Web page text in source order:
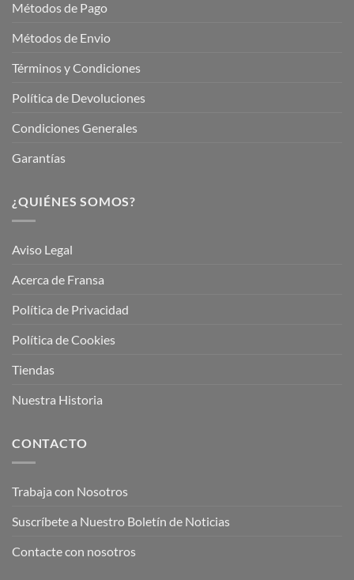
Métodos de Pago
Métodos de Envio
Términos y Condiciones
Política de Devoluciones
Condiciones Generales
Garantías
¿QUIÉNES SOMOS?
Aviso Legal
Acerca de Fransa
Política de Privacidad
Política de Cookies
Tiendas
Nuestra Historia
CONTACTO
Trabaja con Nosotros
Suscríbete a Nuestro Boletín de Noticias
Contacte con nosotros